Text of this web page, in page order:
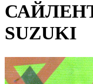
SUZUKI